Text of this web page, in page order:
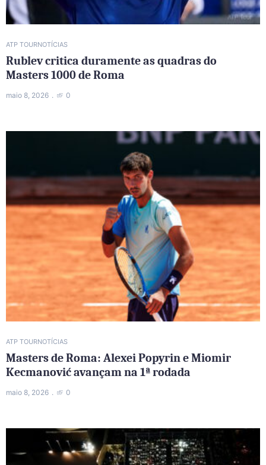
ATP TOURNOTÍCIAS
Rublev critica duramente as quadras do
Masters 1000 de Roma
maio 8, 2026 0
ATP TOURNOTÍCIAS
Masters de Roma: Alexei Popyrin e Miomir
Kecmanović avançam na 1ª rodada
maio 8, 2026 0